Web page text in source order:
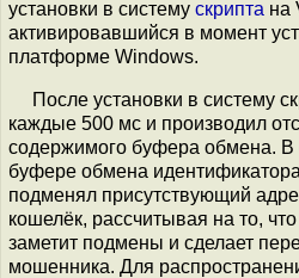
установки в систему скрипта на
активировавшийся в момент
платформе Windows.
После установки в систему
каждые 500 мс и производил
содержимого буфера обмена. В
буфере обмена
подменял присутствующий
кошелёк, рассчитывая на то,
заметит подмены и сделает
мошенника. Для